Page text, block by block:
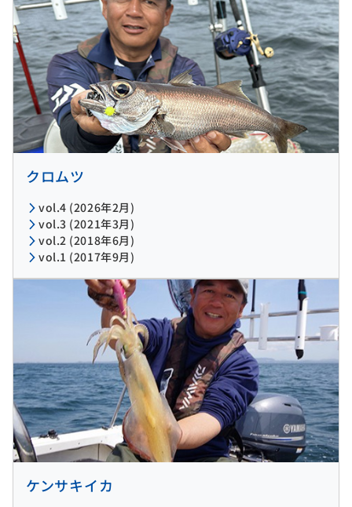
クロムツ
vol.4 (2026年2月)
vol.3 (2021年3月)
vol.2 (2018年6月)
vol.1 (2017年9月)
ケンサキイカ